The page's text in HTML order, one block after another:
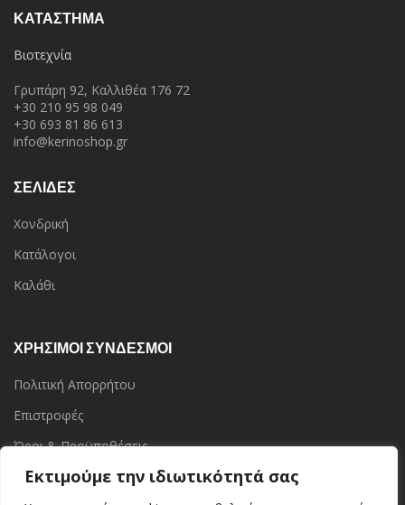
Εκτιμούμε την ιδιωτικότητά σας
ΚΑΤΆΣΤΗΜΑ
Βιοτεχνία
Γρυπάρη 92, Καλλιθέα 176 72
+30 210 95 98 049
+30 693 81 86 613
info@kerinoshop.gr
ΣΕΛΙΔΕΣ
Χονδρική
Κατάλογοι
Καλάθι
ΧΡΗΣΙΜΟΙ ΣΥΝΔΕΣΜΟΙ
Πολιτική Απορρήτου
Επιστροφές
Όροι & Προϋποθέσεις
Επικοινωνία